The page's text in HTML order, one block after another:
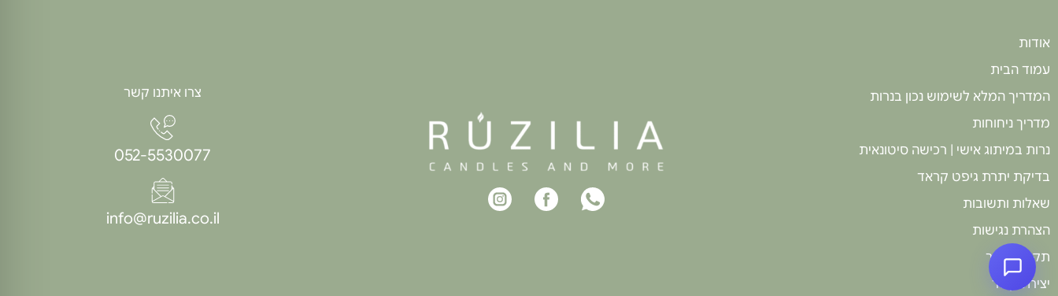
אודות
עמוד הבית
המדריך המלא לשימוש נכון בנרות
מדריך ניחוחות
נרות במיתוג אישי | רכישה סיטונאית
בדיקת יתרת גיפט קראד
שאלות ותשובות
הצהרת נגישות
תקנון האתר
יצירת קשר
צרו איתנו קשר
052-5530077
info@ruzilia.co.il